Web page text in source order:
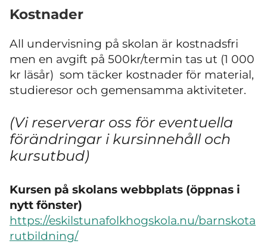
Kostnader
All undervisning på skolan är kostnadsfri
men en avgift på 500kr/termin tas ut (1 000
kr läsår) som täcker kostnader för material,
studieresor och gemensamma aktiviteter.
(Vi reserverar oss för eventuella
förändringar i kursinnehåll och
kursutbud)
Kursen på skolans webbplats (öppnas i
nytt fönster)
https://eskilstunafolkhogskola.nu/barnskota
rutbildning/